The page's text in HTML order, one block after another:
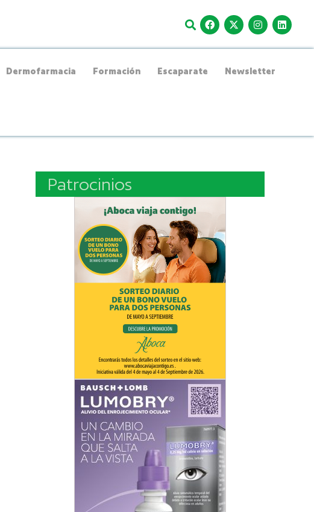
Dermofarmacia Formación Escaparate Newsletter
Patrocinios